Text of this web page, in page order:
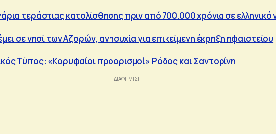
τεράστιας κατολίσθησης πριν από 700.000 χρόνια σε ελληνικό
σε νησί των Αζορών, ανησυχία για επικείμενη έκρηξη ηφαιστείου
Τύπος: «Κορυφαίοι προορισμοί» Ρόδος και Σαντορίνη